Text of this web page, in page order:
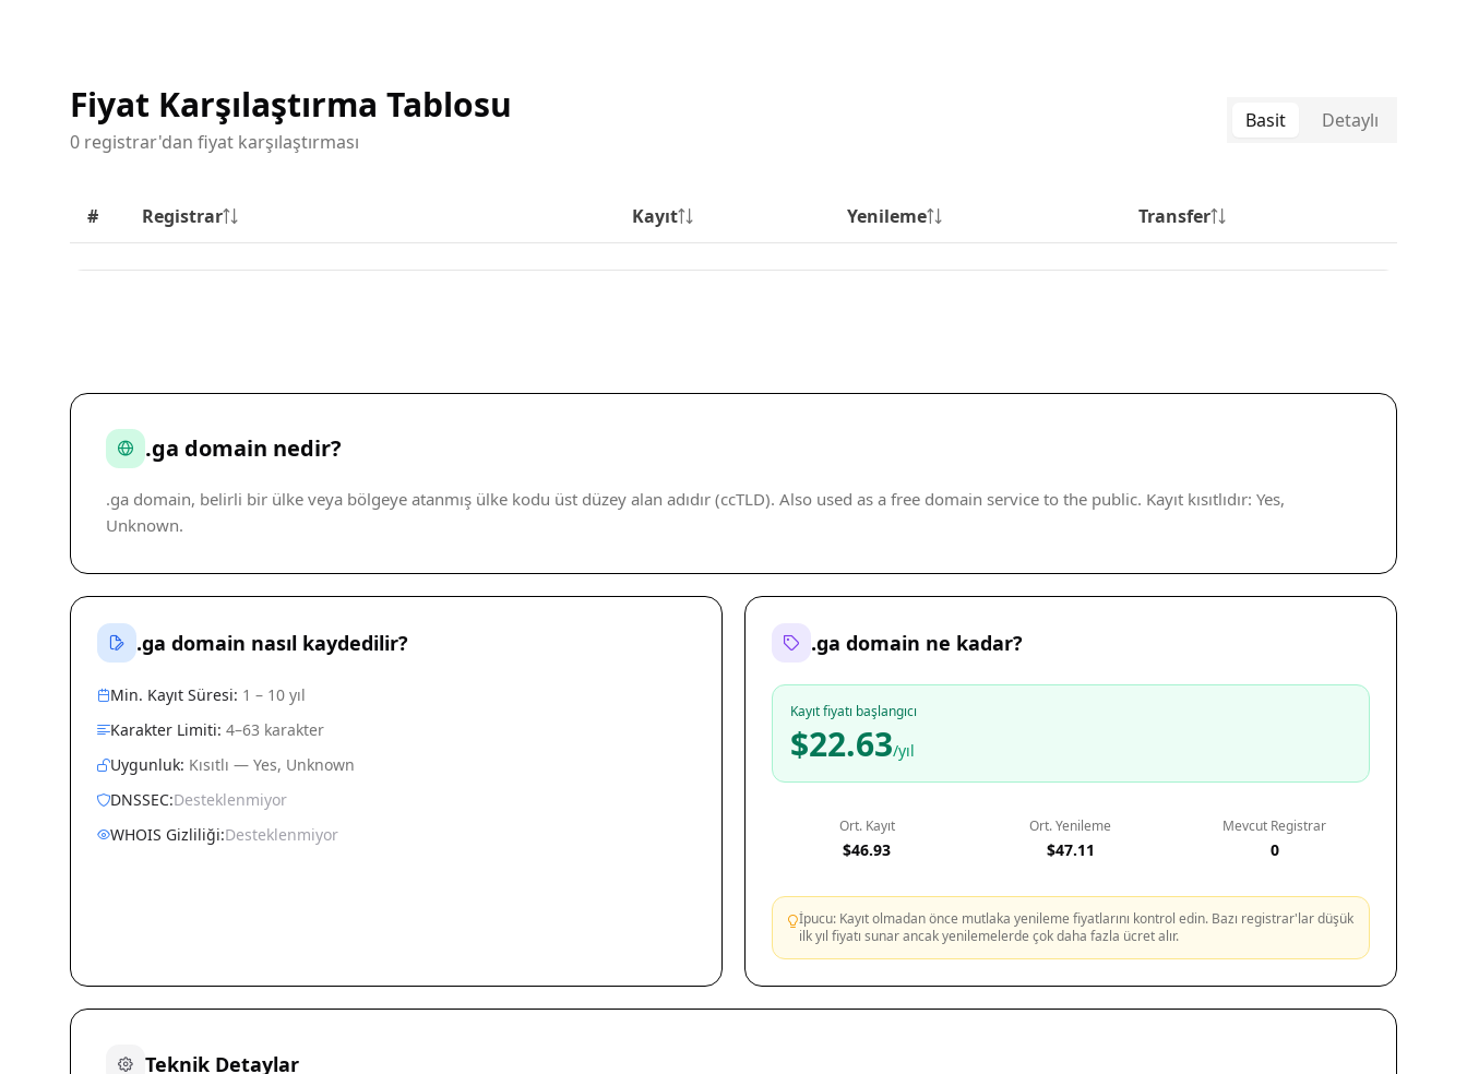
Fiyat Karşılaştırma Tablosu
0 registrar'dan fiyat karşılaştırması
Basit Detaylı
# Registrar Kayıt Yenileme Transfer
.ga domain nedir?
.ga domain, belirli bir ülke veya bölgeye atanmış ülke kodu üst düzey alan adıdır (ccTLD). Also used as a free domain service to the public. Kayıt kısıtlıdır: Yes,
Unknown.
.ga domain nasıl kaydedilir?
Min. Kayıt Süresi: 1 – 10 yıl
Karakter Limiti: 4–63 karakter
Uygunluk: Kısıtlı — Yes, Unknown
DNSSEC:Desteklenmiyor
WHOIS Gizliliği:Desteklenmiyor
.ga domain ne kadar?
Kayıt fiyatı başlangıcı
$22.63/yıl
Ort. Kayıt
$46.93
Ort. Yenileme
$47.11
Mevcut Registrar
0
İpucu: Kayıt olmadan önce mutlaka yenileme fiyatlarını kontrol edin. Bazı registrar'lar düşük
ilk yıl fiyatı sunar ancak yenilemelerde çok daha fazla ücret alır.
Teknik Detaylar